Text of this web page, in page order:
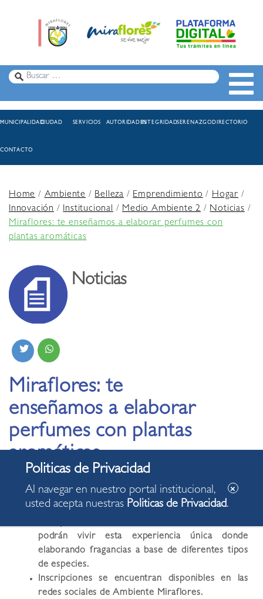
MUNICIPALIDADCIUDAD SERVICIOS AUTORIDADESINTEGRIDADSERENAZGODIRECTORIO
CONTACTO
Home/Ambiente /Belleza /Emprendimiento/Hogar /
Innovación /Institucional/Medio Ambiente 2 /Noticias/
Miraflores: te enseñamos a elaborar perfumes con
plantas aromáticas
Noticias
Miraflores: te
enseñamos a elaborar
perfumes con plantas
aromáticas
17.06.2026
podrán vivir esta experiencia única donde
elaborando fragancias a base de diferentes tipos
de especies.
Inscripciones se encuentran disponibles en las
redes sociales de Ambiente Miraflores.
Al navegar en nuestro portal institucional,
usted acepta nuestras Politicas de Privacidad.